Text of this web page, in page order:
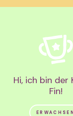
Hi, ich bin der
Fin!
ERWACHSEN